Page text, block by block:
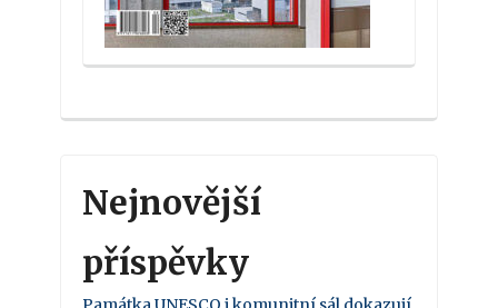
Nejnovější
příspěvky